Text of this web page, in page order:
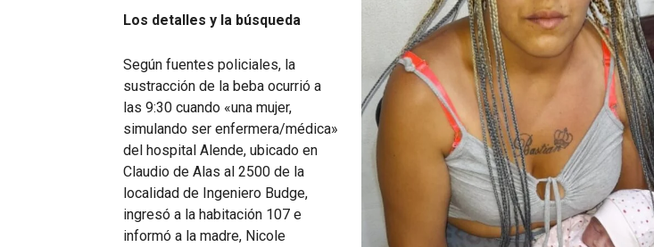
Los detalles y la búsqueda
Según fuentes policiales, la
sustracción de la beba ocurrió a
las 9:30 cuando «una mujer,
simulando ser enfermera/médica»
del hospital Alende, ubicado en
Claudio de Alas al 2500 de la
localidad de Ingeniero Budge,
ingresó a la habitación 107 e
informó a la madre, Nicole